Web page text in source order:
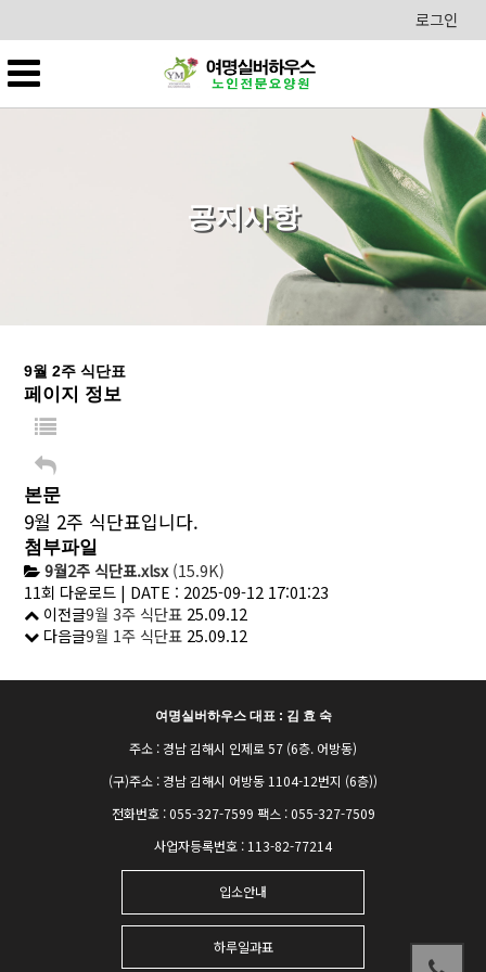
로그인
공지사항
9월 2주 식단표
페이지 정보
본문
9월 2주 식단표입니다.
첨부파일
9월2주 식단표.xlsx(15.9K)
11회 다운로드 | DATE : 2025-09-12 17:01:23
이전글9월 3주 식단표 25.09.12
다음글9월 1주 식단표 25.09.12
여명실버하우스 대표 : 김 효 숙
주소 : 경남 김해시 인제로 57 (6층. 어방동)
(구)주소 : 경남 김해시 어방동 1104-12번지 (6층))
전화번호 : 055-327-7599 팩스 : 055-327-7509
사업자등록번호 : 113-82-77214
입소안내
하루일과표